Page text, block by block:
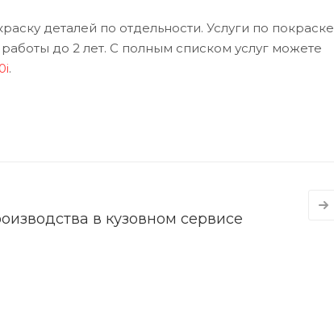
деталей по отдельности. Услуги по покраске
до 2 лет. С полным списком услуг можете
.
в кузовном сервисе